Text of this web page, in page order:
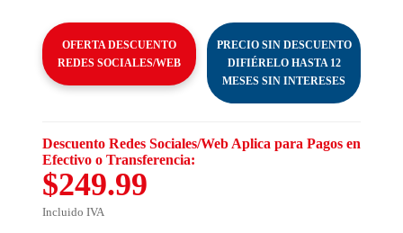
OFERTA DESCUENTO
REDES SOCIALES/WEB
PRECIO SIN DESCUENTO
DIFIÉRELO HASTA 12
MESES SIN INTERESES
Descuento Redes Sociales/Web Aplica para Pagos en
Efectivo o Transferencia:
$249.99
Incluido IVA